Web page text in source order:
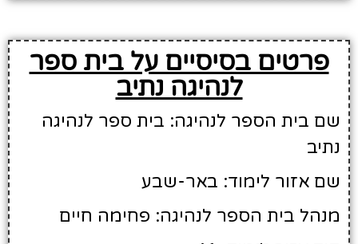
פרטים בסיסיים על בית ספר
לנהיגה נתיב
שם בית הספר לנהיגה: בית ספר לנהיגה
נתיב
שם אזור לימוד: באר-שבע
מנהל בית הספר לנהיגה: פחימה חיים